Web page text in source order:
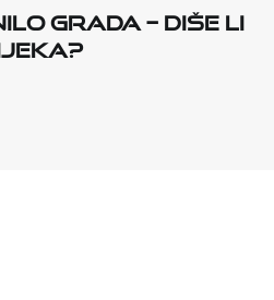
grada – diše li